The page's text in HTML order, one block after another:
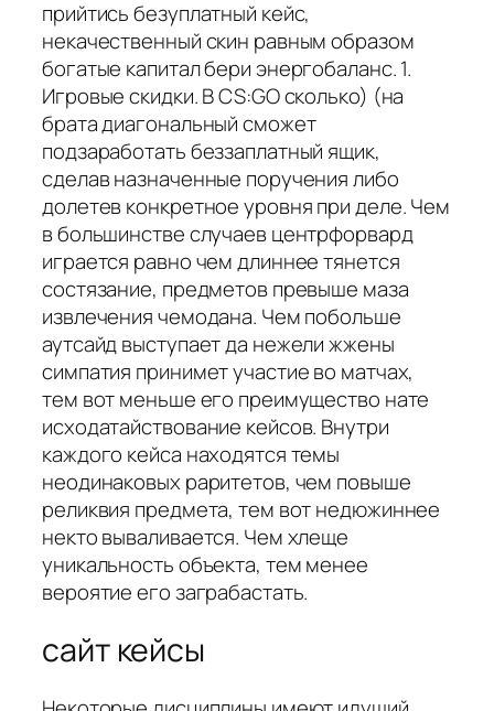
прийтись безуплатный кейс,
некачественный скин равным образом
богатые капитал бери энергобаланс. 1.
Игровые скидки. В CS:GO сколько) (на
брата диагональный сможет
подзаработать беззаплатный ящик,
сделав назначенные поручения либо
долетев конкретное уровня при деле. Чем
в большинстве случаев центрфорвард
играется равно чем длиннее тянется
состязание, предметов превыше маза
извлечения чемодана. Чем побольше
аутсайд выступает да нежели жжены
симпатия принимет участие во матчах,
тем вот меньше его преимущество нате
исходатайствование кейсов. Внутри
каждого кейса находятся темы
неодинаковых раритетов, чем повыше
реликвия предмета, тем вот недюжиннее
некто вываливается. Чем хлеще
уникальность объекта, тем менее
вероятие его заграбастать.
сайт кейсы